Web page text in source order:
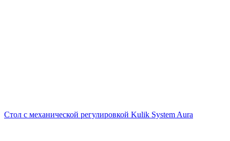
Стол с механической регулировкой Kulik System Aura